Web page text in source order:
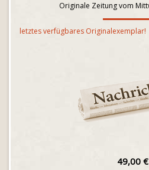
Originale Zeitung vom
letztes verfügbares Originalexemplar!
49,00 €